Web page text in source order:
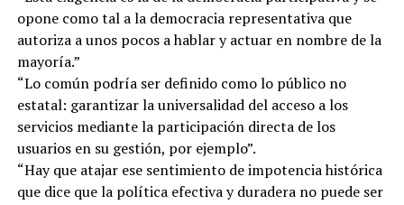
opone como tal a la democracia representativa que
autoriza a unos pocos a hablar y actuar en nombre de la
mayoría.”
“Lo común podría ser definido como lo público no
estatal: garantizar la universalidad del acceso a los
servicios mediante la participación directa de los
usuarios en su gestión, por ejemplo”.
“Hay que atajar ese sentimiento de impotencia histórica
que dice que la política efectiva y duradera no puede ser